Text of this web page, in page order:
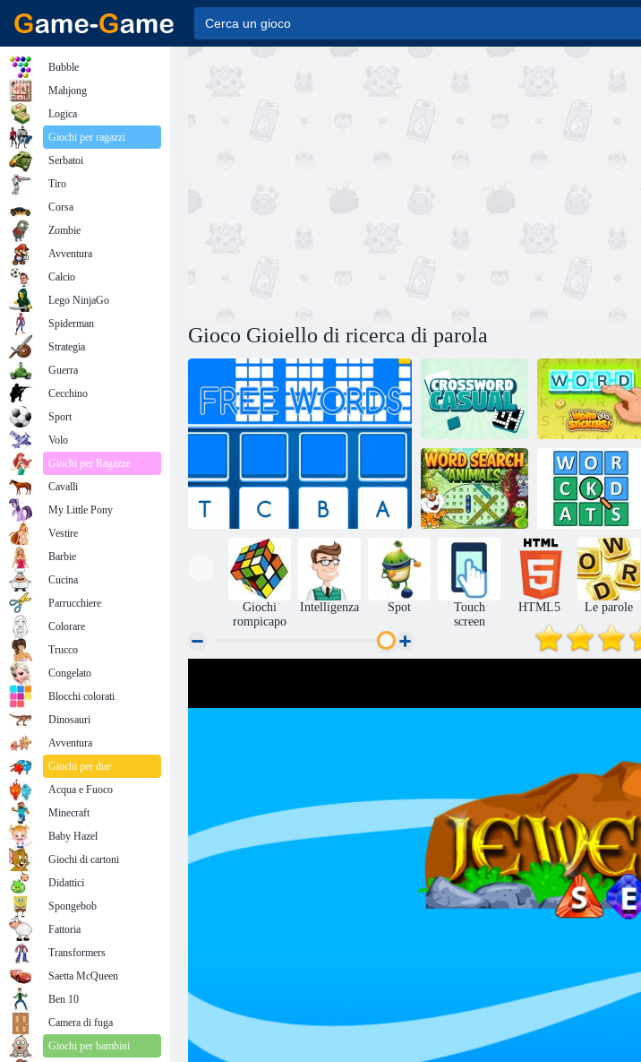
Gioco Gioiello di ricerca di parola
Cruciverba
casual
Adesivi di
parole!
Animali di
ricerca di parole
Pila di parole
Giochi
rompicapo
Intelligenza Spot
Touch
screen
HTML5 Le parole
Bubble
Mahjong
Logica
Giochi per ragazzi
Serbatoi
Tiro
Corsa
Zombie
Avventura
Calcio
Lego NinjaGo
Spiderman
Strategia
Guerra
Cecchino
Sport
Volo
Giochi per Ragazze
Cavalli
My Little Pony
Vestire
Barbie
Cucina
Parrucchiere
Colorare
Trucco
Congelato
Blocchi colorati
Dinosauri
Avventura
Giochi per due
Acqua e Fuoco
Minecraft
Baby Hazel
Giochi di cartoni
Didattici
Spongebob
Fattoria
Transformers
Saetta McQueen
Ben 10
Camera di fuga
Giochi per bambini